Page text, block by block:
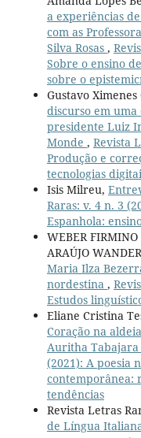
a experiências
com as
Silva Rosas ,
Sobre o ensino
sobre o
Gustavo Ximenes
discurso em
presidente Luiz
Monde , Revista
Produção e
tecnologias
Isis Milreu,
Raras: v. 4 n. 3
Espanhola:
WEBER
ARAÚJO
Maria Ilza
nordestina ,
Estudos
Eliane Cristina
Coração na
Auritha Tabajara
(2021): A poesia
contemporânea:
tendências
Revista Letras
de Língua